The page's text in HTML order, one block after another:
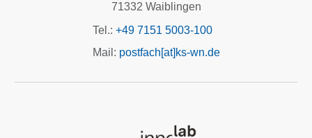
71332 Waiblingen
Tel.: +49 7151 5003-100
Mail: postfach[at]ks-wn.de